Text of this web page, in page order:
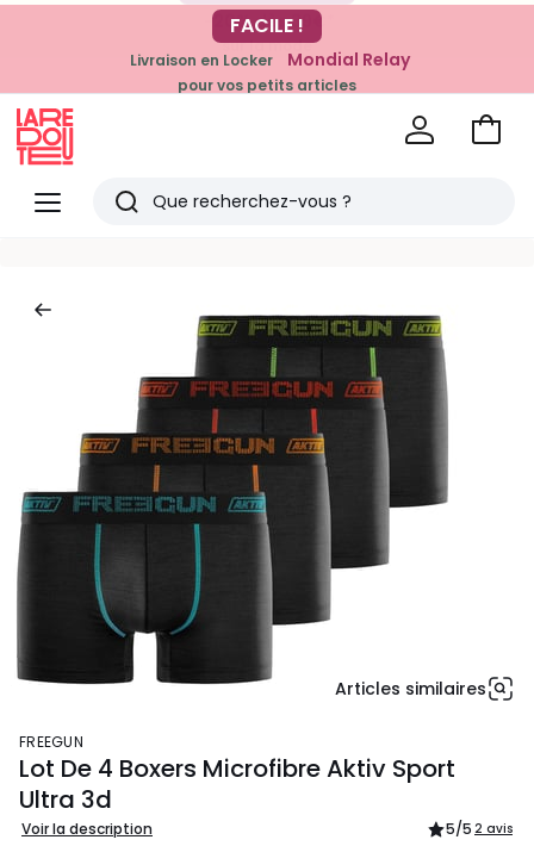
-20% dès 39€*
sur la mode
FACILE !
Livraison en Locker Mondial Relay
pour vos petits articles
Menu
Redoute
Rechercher
Voir
Articles similaires
FREEGUN
Lot De 4 Boxers Microfibre Aktiv Sport
Ultra 3d
Voir la description 5/5 2 avis